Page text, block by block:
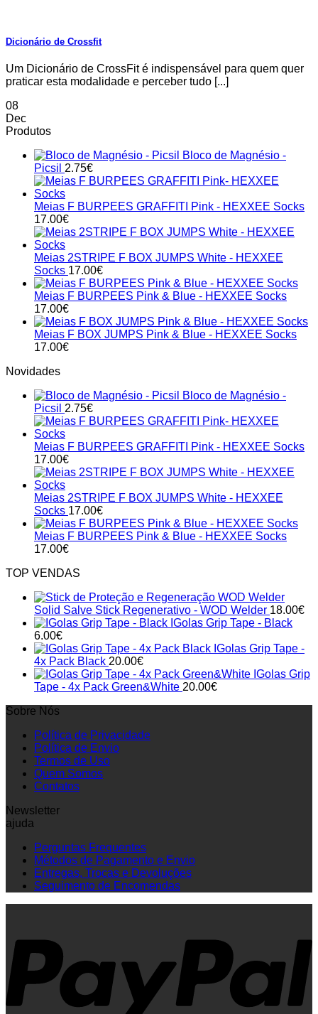
Dicionário de Crossfit
Um Dicionário de CrossFit é indispensável para quem quer
praticar esta modalidade e perceber tudo [...]
08
Dec
Produtos
Bloco de Magnésio -
Picsil 2.75€
Meias F BURPEES GRAFFITI Pink - HEXXEE Socks
17.00€
Meias 2STRIPE F BOX JUMPS White - HEXXEE
Socks 17.00€
Meias F BURPEES Pink & Blue - HEXXEE Socks
17.00€
Meias F BOX JUMPS Pink & Blue - HEXXEE Socks
17.00€
Novidades
Bloco de Magnésio -
Picsil 2.75€
Meias F BURPEES GRAFFITI Pink - HEXXEE Socks
17.00€
Meias 2STRIPE F BOX JUMPS White - HEXXEE
Socks 17.00€
Meias F BURPEES Pink & Blue - HEXXEE Socks
17.00€
TOP VENDAS
Solid Salve Stick Regenerativo - WOD Welder 18.00€
IGolas Grip Tape - Black
6.00€
IGolas Grip Tape -
4x Pack Black 20.00€
IGolas Grip
Tape - 4x Pack Green&White 20.00€
Sobre Nós
Política de Privacidade
Política de Envio
Termos de Uso
Quem Somos
Contatos
Newsletter
ajuda
Perguntas Frequentes
Métodos de Pagamento e Envio
Entregas, Trocas e Devoluções
Seguimento de Encomendas